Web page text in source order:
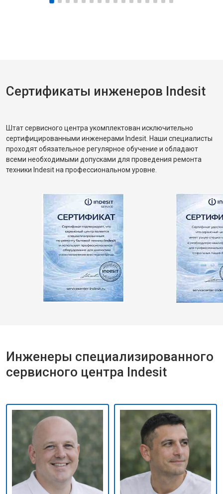
Сертификаты инженеров Indesit
Штат сервисного центра укомплектован исключительно
сертифицированными инженерами Indesit. Наши специалисты
проходят обязательное регулярное обучение и обладают
всеми необходимыми допусками для проведения ремонта
техники Indesit на профессиональном уровне.
Инженеры специализированного
сервисного центра Indesit